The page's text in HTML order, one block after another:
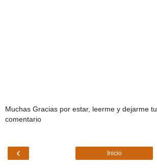
Muchas Gracias por estar, leerme y dejarme tu
comentario
‹ Inicio